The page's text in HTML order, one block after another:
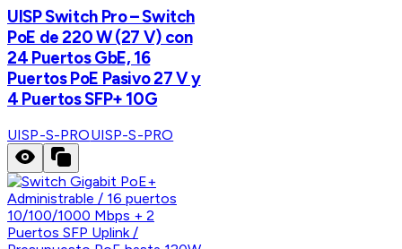
UISP Switch Pro – Switch
PoE de 220 W (27 V) con
24 Puertos GbE, 16
Puertos PoE Pasivo 27 V y
4 Puertos SFP+ 10G
UISP-S-PROUISP-S-PRO